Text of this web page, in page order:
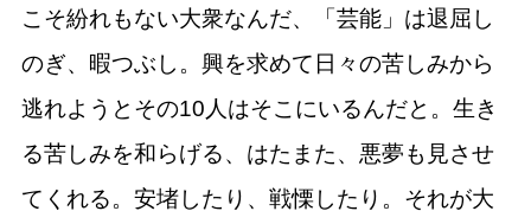
こそ紛れもない大衆なんだ、「芸能」は退屈し
のぎ、暇つぶし。興を求めて日々の苦しみから
逃れようとその10人はそこにいるんだと。生き
る苦しみを和らげる、はたまた、悪夢も見させ
てくれる。安堵したり、戦慄したり。それが大